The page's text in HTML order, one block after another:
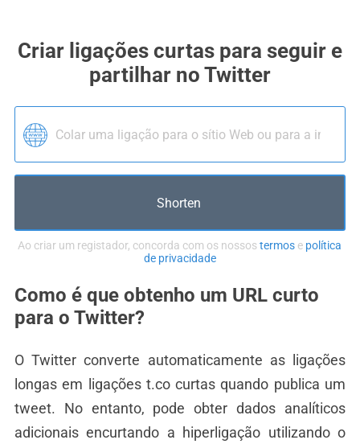
Criar ligações curtas para seguir e
partilhar no Twitter
Shorten
Ao criar um registador, concorda com os nossostermos e política
de privacidade
Como é que obtenho um URL curto
para o Twitter?
O Twitter converte automaticamente as ligações
longas em ligações t.co curtas quando publica um
tweet. No entanto, pode obter dados analíticos
adicionais encurtando a hiperligação utilizando o